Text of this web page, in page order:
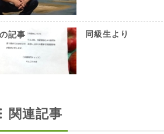
同級生より
関連記事